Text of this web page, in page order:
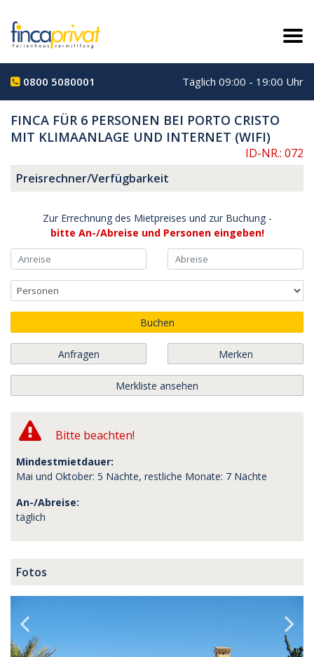
0800 5080001 Täglich 09:00 - 19:00 Uhr
FINCA FÜR 6 PERSONEN BEI PORTO CRISTO
MIT KLIMAANLAGE UND INTERNET (WIFI)
ID-NR.: 072
Preisrechner/Verfügbarkeit
Zur Errechnung des Mietpreises und zur Buchung -
bitte An-/Abreise und Personen eingeben!
Buchen
Anfragen Merken
Merkliste ansehen
Bitte beachten!
Mindestmietdauer:
Mai und Oktober: 5 Nächte, restliche Monate: 7 Nächte
An-/Abreise:
täglich
Fotos